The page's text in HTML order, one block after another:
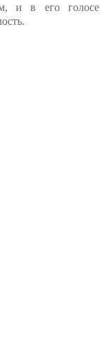
и в его голосе